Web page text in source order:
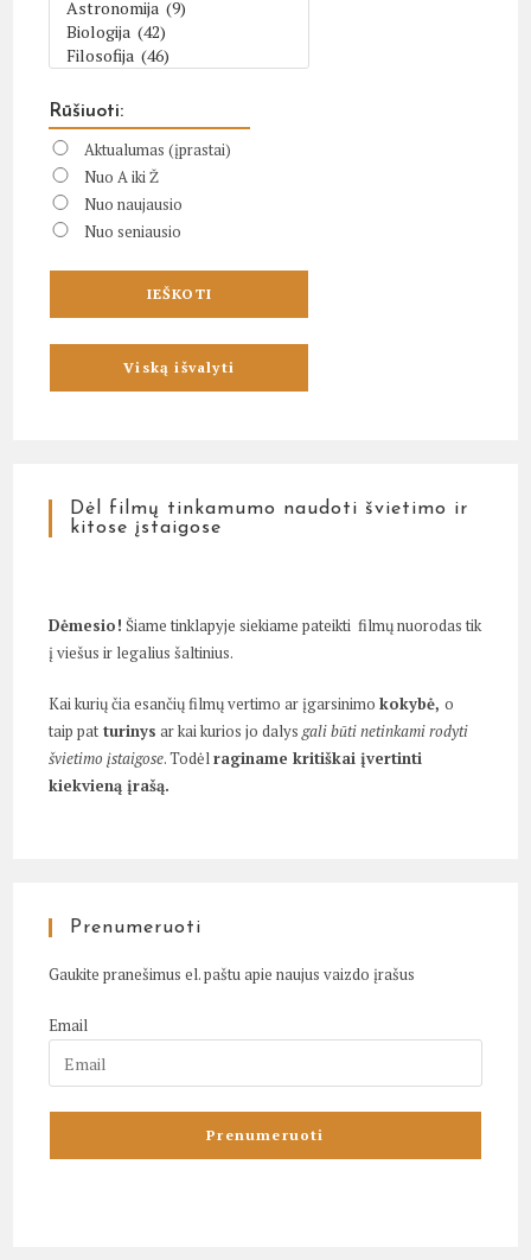
Rūšiuoti:
Aktualumas (įprastai)
Nuo A iki Ž
Nuo naujausio
Nuo seniausio
Dėl filmų tinkamumo naudoti švietimo ir
kitose įstaigose
Dėmesio! Šiame tinklapyje siekiame pateikti filmų nuorodas tik
į viešus ir legalius šaltinius.
Kai kurių čia esančių filmų vertimo ar įgarsinimokokybė,o
taip pat turinys ar kai kurios jo dalysgali būti netinkami rodyti
švietimo įstaigose. Todėlraginame kritiškai įvertinti
kiekvieną įrašą.
Prenumeruoti
Gaukite pranešimus el. paštu apie naujus vaizdo įrašus
Email